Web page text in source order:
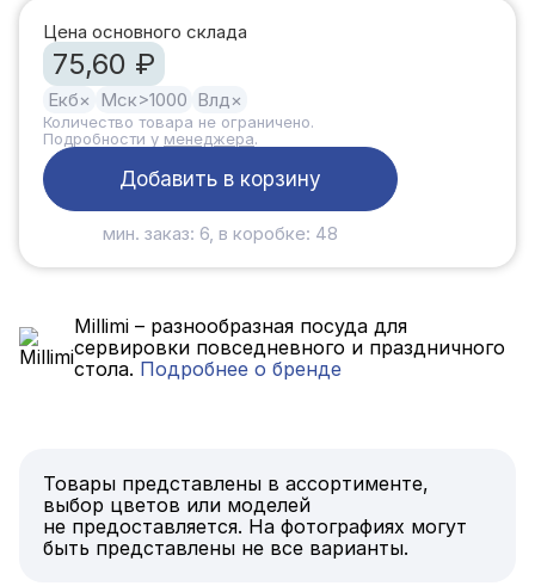
Цена основного склада
75,60 ₽
Екб× Мск>1000 Влд ×
Количество товара не ограничено.
Подробности у менеджера.
Добавить в корзину
мин. заказ: 6, в коробке: 48
Millimi – разнообразная посуда для
сервировки повседневного и праздничного
стола. Подробнее о бренде
Товары представлены в ассортименте,
выбор цветов или моделей
не предоставляется. На фотографиях могут
быть представлены не все варианты.